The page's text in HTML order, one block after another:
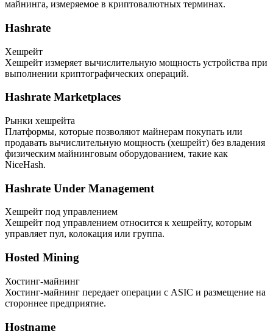
майнинга, измеряемое в криптовалютных терминах.
Hashrate
Хешрейт
Хешрейт измеряет вычислительную мощность устройства при
выполнении криптографических операций.
Hashrate Marketplaces
Рынки хешрейта
Платформы, которые позволяют майнерам покупать или
продавать вычислительную мощность (хешрейт) без владения
физическим майнинговым оборудованием, такие как
NiceHash.
Hashrate Under Management
Хешрейт под управлением
Хешрейт под управлением относится к хешрейту, которым
управляет пул, колокация или группа.
Hosted Mining
Хостинг-майнинг
Хостинг-майнинг передает операции с ASIC и размещение на
стороннее предприятие.
Hostname